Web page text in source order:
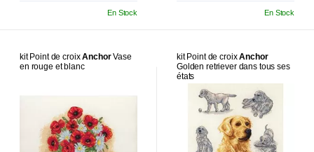
En Stock En Stock
kit Point de croixAnchorVase
en rouge et blanc
kit Point de croixAnchor
Golden retriever dans tous ses
états